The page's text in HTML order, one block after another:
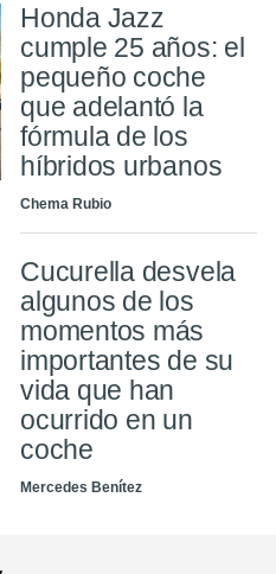
Honda Jazz
cumple 25 años: el
pequeño coche
que adelantó la
fórmula de los
híbridos urbanos
Chema Rubio
Cucurella desvela
algunos de los
momentos más
importantes de su
vida que han
ocurrido en un
coche
Mercedes Benítez